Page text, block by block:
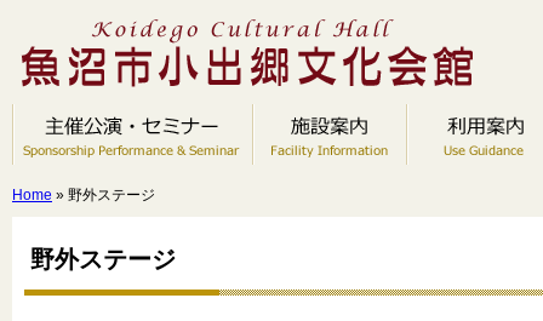
Home » 野外ステージ
野外ステージ